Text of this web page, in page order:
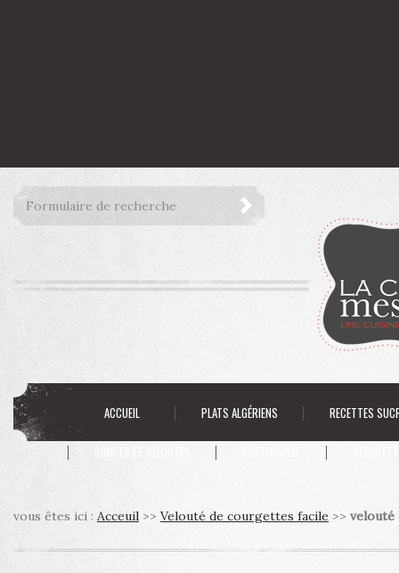
ACCUEIL PLATS ALGÉRIENS RECETTES
vous êtes ici : Acceuil >> Velouté de courgettes facile >> velouté